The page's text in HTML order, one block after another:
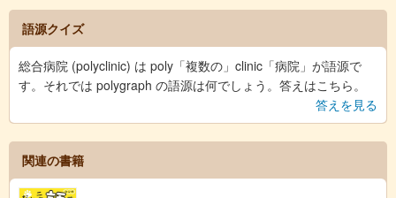
語源クイズ
総合病院 (polyclinic) は poly「複数の」clinic「病院」が語源で
す。それでは polygraph の語源は何でしょう。答えはこちら。
答えを見る
関連の書籍